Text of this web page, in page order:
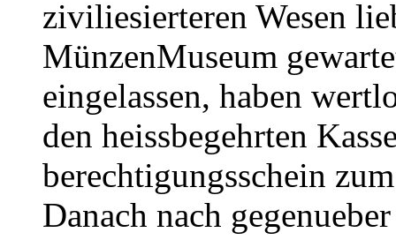
ziviliesierteren Wesen
MünzenMuseum
eingelassen, haben
den heissbegehrten
berechtigungsschein
Danach nach